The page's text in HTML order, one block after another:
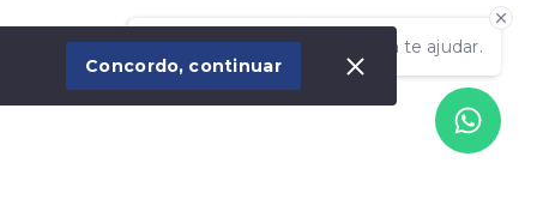
Olá! Estamos disponíveis para te ajudar.
Concordo, continuar